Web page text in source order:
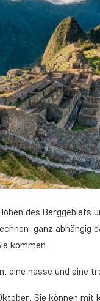
des Berggebiets
ganz abhängig
kommen.
eine nasse und eine
Sie können